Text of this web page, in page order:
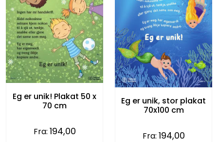
Eg er unik! Plakat 50 x
70 cm
Fra: 194,00
Eg er unik, stor plakat
70x100 cm
Fra: 194,00